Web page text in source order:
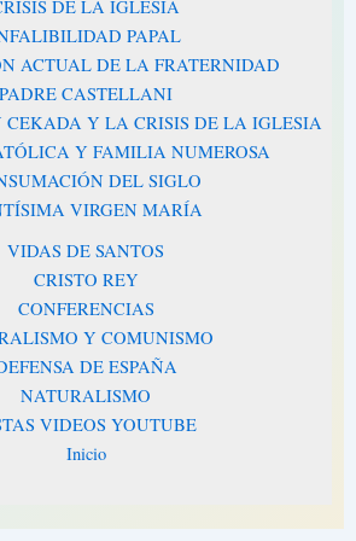
DE LA IGLESIA
PAPAL
ACTUAL DE LA FRATERNIDAD
PADRE CASTELLANI
CEKADA Y LA CRISIS DE LA IGLESIA
Y FAMILIA NUMEROSA
DEL SIGLO
VIRGEN MARÍA
VIDAS DE SANTOS
CRISTO REY
CONFERENCIAS
Y COMUNISMO
DE ESPAÑA
NATURALISMO
VIDEOS YOUTUBE
Inicio